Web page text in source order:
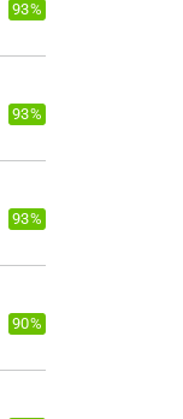
93%
93%
93%
90%